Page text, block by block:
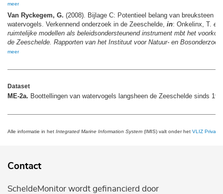
meer
Van Ryckegem, G. (2008). Bijlage C: Potentieel belang van breuksteen
watervogels. Verkennend onderzoek in de Zeeschelde, in: Onkelinx, T. et
ruimtelijke modellen als beleidsondersteunend instrument mbt het
de Zeeschelde. Rapporten van het Instituut voor Natuur- en Bosonderzoek,
meer
Dataset
ME-2a. Boottellingen van watervogels langsheen de Zeeschelde sinds
Alle informatie in het Integrated Marine Information System (IMIS) valt onder het VLIZ Privacy
Contact
ScheldeMonitor wordt gefinancierd door